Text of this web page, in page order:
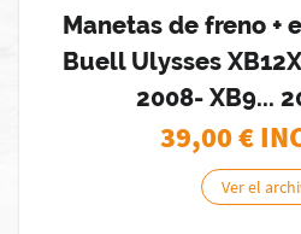
Manetas de freno +
Buell Ulysses
2008- XB9...
39,00€
Ver el